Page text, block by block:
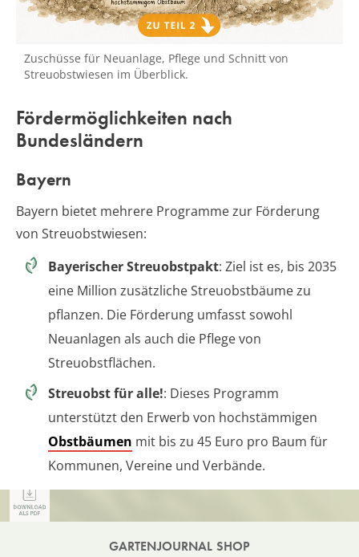
Zuschüsse für Neuanlage, Pflege und Schnitt von
Streuobstwiesen im Überblick.
Fördermöglichkeiten nach
Bundesländern
Bayern
Bayern bietet mehrere Programme zur Förderung
von Streuobstwiesen:
Bayerischer Streuobstpakt: Ziel ist es, bis 2035
eine Million zusätzliche Streuobstbäume zu
pflanzen. Die Förderung umfasst sowohl
Neuanlagen als auch die Pflege von
Streuobstflächen.
Streuobst für alle!: Dieses Programm
unterstützt den Erwerb von hochstämmigen
Obstbäumen mit bis zu 45 Euro pro Baum für
Kommunen, Vereine und Verbände.
GARTENJOURNAL SHOP